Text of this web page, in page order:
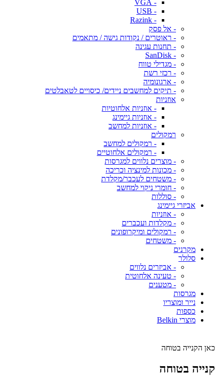
- VGA
- USB
- Razink
- אל פסק
- ראוטרים / נקודות גישה / מתאמים
- תחנות עגינה
- SanDisk
- מגדילי טווח
- רכזי רשת
- ארגונומיה
- תיקים למחשבים ניידים/ כיסויים לטאבלטים
אוזניות
- אוזניות אלחוטיות
- אוזניות גיימינג
- אוזניות למחשב
רמקולים
- רמקולים למחשב
- רמקולים אלחוטיים
- מוצרים נלווים למגרסות
- מכונות למינציה וכריכה
- משטחים לעכבר/מקלדת
- חומרי ניקוי למחשב
- סוללות
אביזרי גיימינג
- אוזניות
- מקלדות ועכברים
- רמקולים ומיקרופונים
- משטחים
מקרנים
סלולר
- אביזרים נלווים
- טעינה אלחוטית
- מטענים
מגרסות
נייר ומוצריו
כספות
מוצרי Belkin
כאן הקנייה בטוחה
קנייה בטוחה